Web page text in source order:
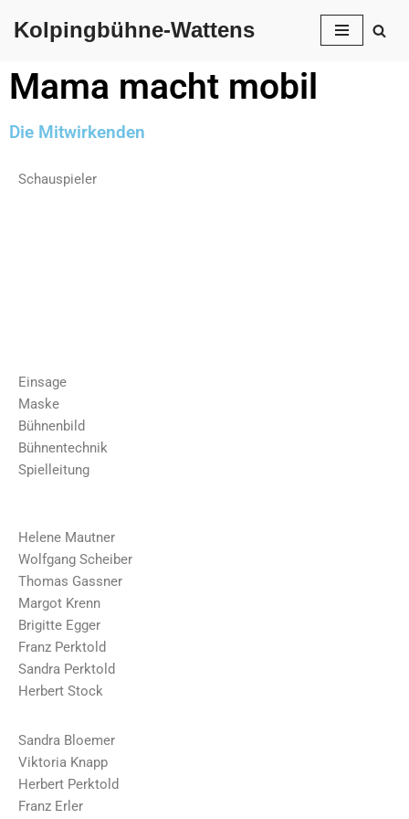
to
content
Kolpingbühne-Wattens
Mama macht mobil
Die Mitwirkenden
Schauspieler
Einsage
Maske
Bühnenbild
Bühnentechnik
Spielleitung
Helene Mautner
Wolfgang Scheiber
Thomas Gassner
Margot Krenn
Brigitte Egger
Franz Perktold
Sandra Perktold
Herbert Stock
Sandra Bloemer
Viktoria Knapp
Herbert Perktold
Franz Erler